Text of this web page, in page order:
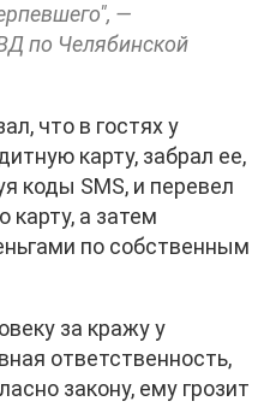
—
по Челябинской
что в гостях у
карту, забрал ее,
коды SMS, и перевел
карту, а затем
по собственным
за кражу у
ответственность,
закону, ему грозит